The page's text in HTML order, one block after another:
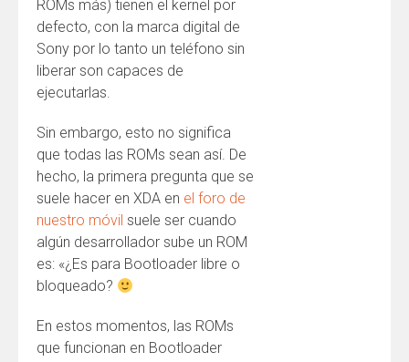
ROMs más) tienen el kernel por
defecto, con la marca digital de
Sony por lo tanto un teléfono sin
liberar son capaces de
ejecutarlas.
Sin embargo, esto no significa
que todas las ROMs sean así. De
hecho, la primera pregunta que se
suele hacer en XDA en el foro de
nuestro móvil suele ser cuando
algún desarrollador sube un ROM
es: «¿Es para Bootloader libre o
bloqueado?
En estos momentos, las ROMs
que funcionan en Bootloader